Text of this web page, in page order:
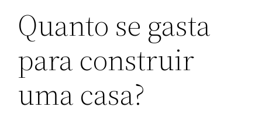
Quanto se gasta
para construir
uma casa?